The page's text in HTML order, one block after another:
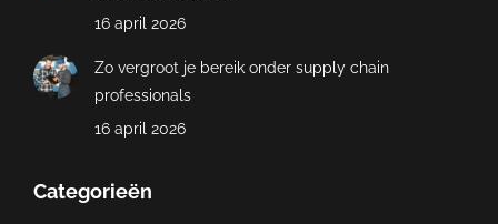
16 april 2026
Zo vergroot je bereik onder supply chain
professionals
16 april 2026
Categorieën